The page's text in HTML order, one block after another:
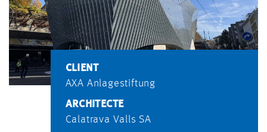
CLIENT
AXA Anlagestiftung
ARCHITECTE
Calatrava Valls SA